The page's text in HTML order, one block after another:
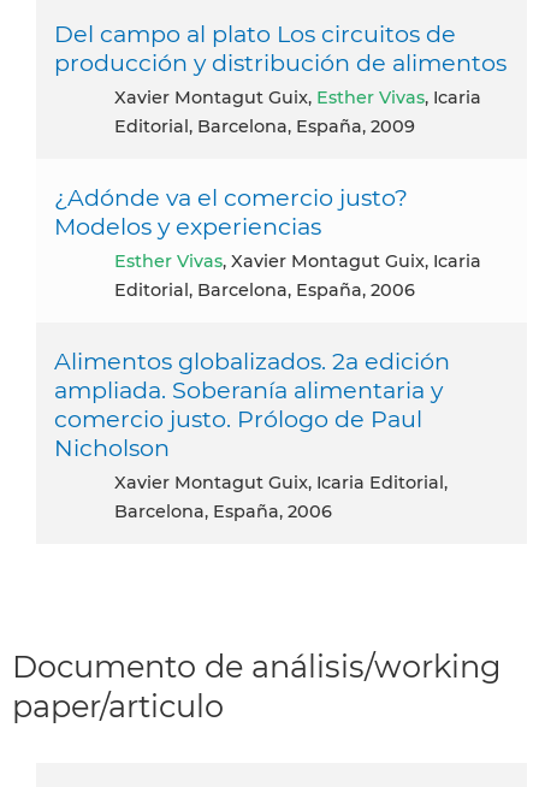
Del campo al plato Los circuitos de
producción y distribución de alimentos
Xavier Montagut Guix, Esther Vivas, Icaria
Editorial, Barcelona, España, 2009
¿Adónde va el comercio justo?
Modelos y experiencias
Esther Vivas, Xavier Montagut Guix, Icaria
Editorial, Barcelona, España, 2006
Alimentos globalizados. 2a edición
ampliada. Soberanía alimentaria y
comercio justo. Prólogo de Paul
Nicholson
Xavier Montagut Guix, Icaria Editorial,
Barcelona, España, 2006
Documento de análisis/working
paper/articulo